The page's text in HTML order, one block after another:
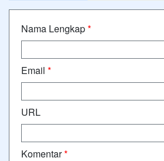
Nama Lengkap*
Email *
URL
Komentar*